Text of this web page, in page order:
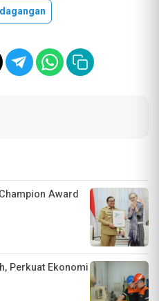
Award
Perkuat Ekonomi